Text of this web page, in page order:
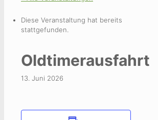
Diese Veranstaltung hat bereits
stattgefunden.
Oldtimerausfahrt
13. Juni 2026